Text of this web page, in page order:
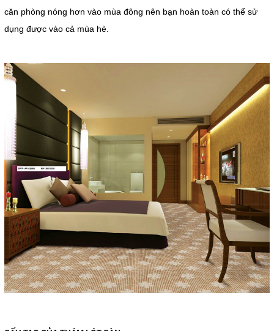
căn phòng nóng hơn vào mùa đông nên bạn hoàn toàn có thể sử
dụng được vào cả mùa hè.